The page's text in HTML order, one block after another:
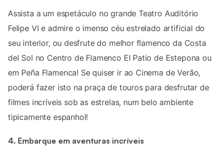
Assista a um espetáculo no grande Teatro Auditório
Felipe VI e admire o imenso céu estrelado artificial do
seu interior, ou desfrute do melhor flamenco da Costa
del Sol no Centro de Flamenco El Patio de Estepona ou
em Peña Flamenca! Se quiser ir ao Cinema de Verão,
poderá fazer isto na praça de touros para desfrutar de
filmes incríveis sob as estrelas, num belo ambiente
tipicamente espanhol!
4. Embarque em aventuras incríveis